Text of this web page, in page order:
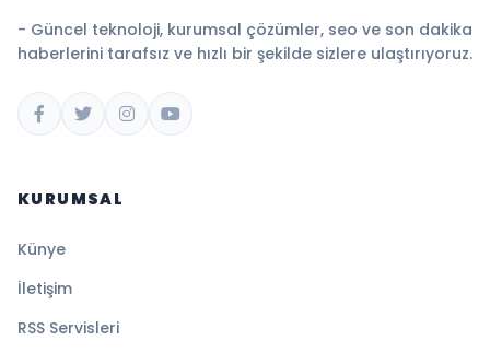
- Güncel teknoloji, kurumsal çözümler, seo ve son dakika
haberlerini tarafsız ve hızlı bir şekilde sizlere ulaştırıyoruz.
KURUMSAL
Künye
İletişim
RSS Servisleri